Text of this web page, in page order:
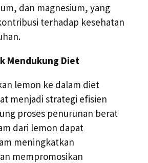
dan magnesium, yang
terhadap kesehatan
Mendukung Diet
lemon ke dalam diet
menjadi strategi efisien
proses penurunan berat
dari lemon dapat
meningkatkan
mempromosikan